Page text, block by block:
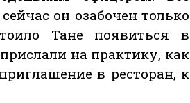
он озабочен только
Тане появиться в
на практику, как
в ресторан, к